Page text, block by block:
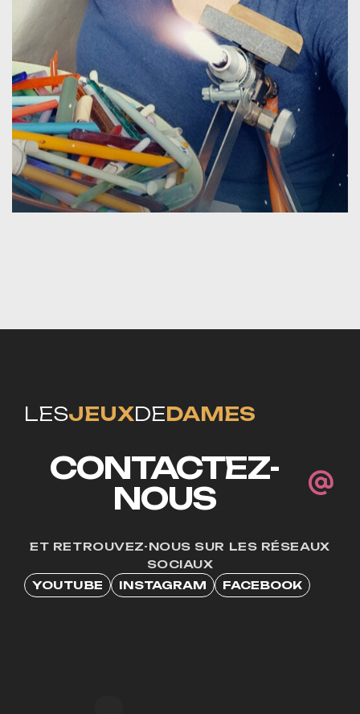
LESJEUXDEDAMES
CONTACTEZ-
NOUS
ET RETROUVEZ-NOUS SUR LES RÉSEAUX
SOCIAUX
YOUTUBE
INSTAGRAM FACEBOOK